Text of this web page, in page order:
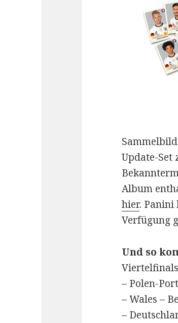
Update-Set
Album
hier. Panini
Verfügung
Und so
– Polen-
– Wales –
–